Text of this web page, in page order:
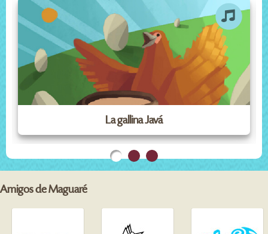
La gallina Javá
Amigos de Maguaré